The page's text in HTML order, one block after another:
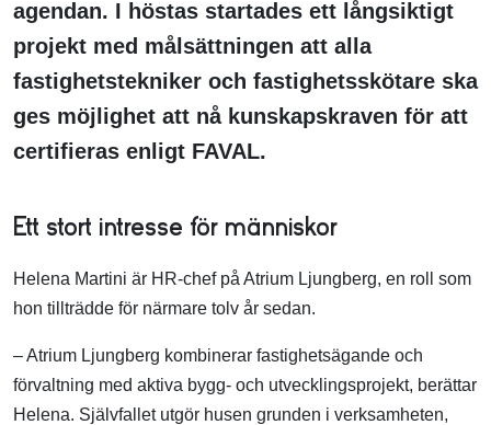
agendan. I höstas startades ett långsiktigt
projekt med målsättningen att alla
fastighetstekniker och fastighetsskötare ska
ges möjlighet att nå kunskapskraven för att
certifieras enligt FAVAL.
Ett stort intresse för människor
Helena Martini är HR-chef på Atrium Ljungberg, en roll som
hon tillträdde för närmare tolv år sedan.
– Atrium Ljungberg kombinerar fastighetsägande och
förvaltning med aktiva bygg- och utvecklingsprojekt, berättar
Helena. Självfallet utgör husen grunden i verksamheten,